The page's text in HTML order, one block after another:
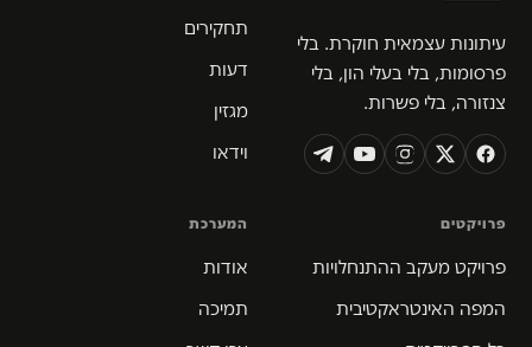
עיתונות עצמאית חוקרת. בלי
פרסומות, בלי בעלי הון, בלי
צנזורה, בלי פשרות.
תחקירים
דעות
מגזין
וידאו
פרויקטים
פרויקט מעקב ההתנחלויות
המפה האינטראקטיבית
המערכת
אודות
תמיכה